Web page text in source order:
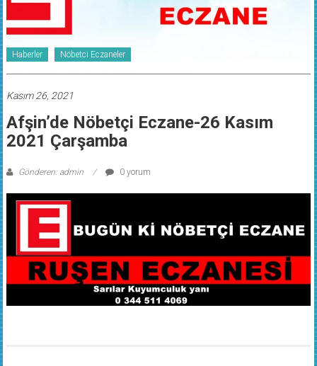
Haberler Nöbetci Eczaneler
Kasım 26, 2021
Afşin’de Nöbetçi Eczane-26 Kasım
2021 Çarşamba
Gönderen: admin 0 yorum